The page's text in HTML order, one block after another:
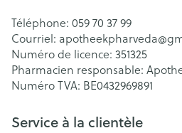
Téléphone: 059 70 37 99
Courriel: apotheekpharveda@
Numéro de licence: 351325
Pharmacien responsable:
Numéro TVA: BE0432969891
Service à la clientèle